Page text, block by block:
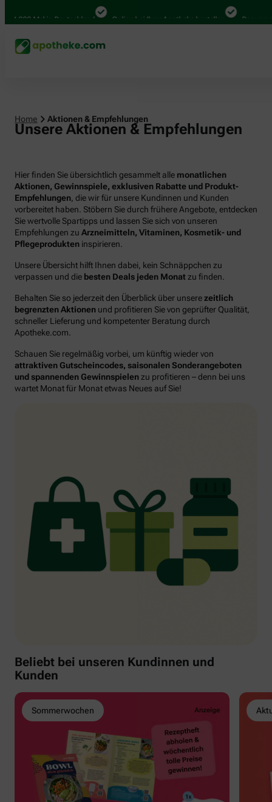
Mal in Deutschland Online bei Ihrer Apotheke bestellen Bequem
Home Aktionen & Empfehlungen
Unsere Aktionen & Empfehlungen
Hier finden Sie übersichtlich gesammelt alle monatlichen
Aktionen, Gewinnspiele, exklusiven Rabatte und Produkt-
Empfehlungen , die wir für unsere Kundinnen und Kunden
vorbereitet haben. Stöbern Sie durch frühere Angebote, entdecken
Sie wertvolle Spartipps und lassen Sie sich von unseren
Empfehlungen zu Arzneimitteln, Vitaminen, Kosmetik- und
Pflegeprodukten inspirieren.
Unsere Übersicht hilft Ihnen dabei, kein Schnäppchen zu
verpassen und die besten Deals jeden Monatzu finden.
Behalten Sie so jederzeit den Überblick über unserezeitlich
begrenzten Aktionen und profitieren Sie von geprüfter Qualität,
schneller Lieferung und kompetenter Beratung durch
Apotheke.com.
Schauen Sie regelmäßig vorbei, um künftig wieder von
attraktiven Gutscheincodes, saisonalen Sonderangeboten
und spannenden Gewinnspielenzu profitieren – denn bei uns
wartet Monat für Monat etwas Neues auf Sie!
Beliebt bei unseren Kundinnen und
Kunden
Sommerwochen